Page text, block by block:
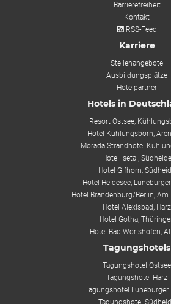
Barrierefreiheit
Kontakt
RSS-Feed
Karriere
Stellenangebote
Ausbildungsplätze
Hotelpartner
Hotels in
Resort Ostsee,
Hotel Kühlungsborn,
Morada Strandhotel
Hotel Isetal, Südheide
Hotel Gifhorn,
Hotel Heidesee,
Hotel Brandenburg/Berlin, Am
Hotel Alexisbad, Harz
Hotel Gotha,
Hotel Bad Wörishofen,
Tagungshotels
Tagungshotel Ostsee
Tagungshotel Harz
Tagungshotel Lüneburger
Tagungshotel